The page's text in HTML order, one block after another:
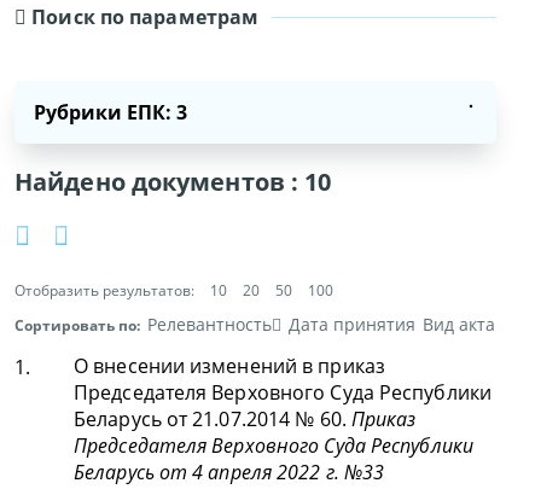
Поиск по параметрам
Рубрики ЕПК: 3
Найдено документов : 10
Отобразить результатов: 10 20 50
100
Сортировать по: Релевантность Дата принятия Вид акта
1.
О внесении изменений в приказ
Председателя Верховного Суда Республики
Беларусь от 21.07.2014 № 60. Приказ
Председателя Верховного Суда Республики
Беларусь от 4 апреля 2022 г. №33